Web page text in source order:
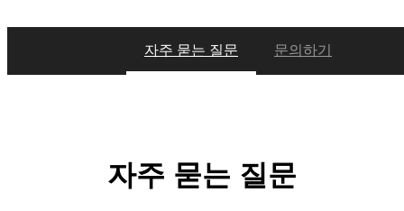
자주 묻는 질문 문의하기
자주 묻는 질문